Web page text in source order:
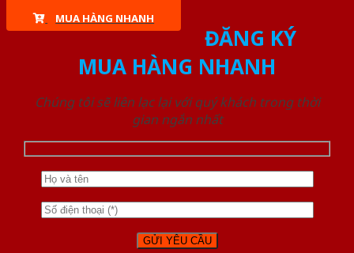
MUA HÀNG NHANH
ĐĂNG KÝ
MUA HÀNG NHANH
Chúng tôi sẽ liên lạc lại với quý khách trong thời
gian ngắn nhất